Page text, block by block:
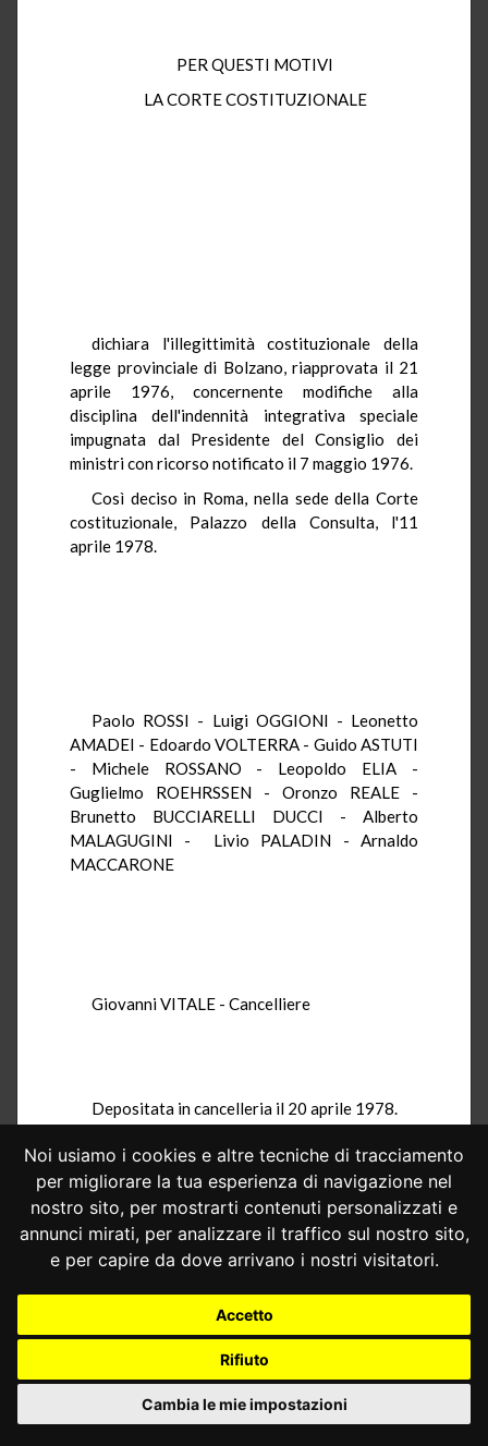
Noi usiamo i cookies e altre tecniche di tracciamento
per migliorare la tua esperienza di navigazione nel
nostro sito, per mostrarti contenuti personalizzati e
annunci mirati, per analizzare il traffico sul nostro sito,
e per capire da dove arrivano i nostri visitatori.
Accetto
Rifiuto
Cambia le mie impostazioni
PER QUESTI MOTIVI
LA CORTE COSTITUZIONALE
dichiara l'illegittimità costituzionale della
legge provinciale di Bolzano, riapprovata il 21
aprile 1976, concernente modifiche alla
disciplina dell'indennità integrativa speciale
impugnata dal Presidente del Consiglio dei
ministri con ricorso notificato il 7 maggio 1976.
Così deciso in Roma, nella sede della Corte
costituzionale, Palazzo della Consulta, l'11
aprile 1978.
Paolo ROSSI - Luigi OGGIONI - Leonetto
AMADEI - Edoardo VOLTERRA - Guido ASTUTI
- Michele ROSSANO - Leopoldo ELIA -
Guglielmo ROEHRSSEN - Oronzo REALE -
Brunetto BUCCIARELLI DUCCI - Alberto
MALAGUGINI - Livio PALADIN - Arnaldo
MACCARONE
Giovanni VITALE - Cancelliere
Depositata in cancelleria il 20 aprile 1978.
CONSULTA ONLINE DAL 1995 -NOTE LEGALI